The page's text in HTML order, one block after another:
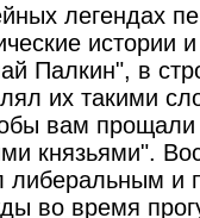
легендах
истории
Палкин", в
их такими
вам
князьями".
либеральным и
во время